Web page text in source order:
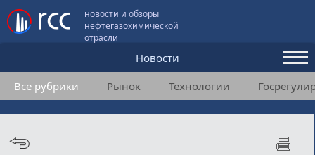
новости и обзоры
нефтегазохимической
отрасли
Новости
Аналитика и мнения
Конференции
Все рубрики Рынок Технологии